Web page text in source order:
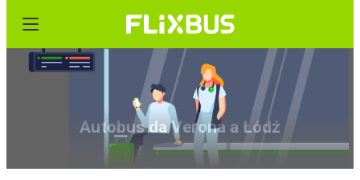
Autobus da Verona a Łódź